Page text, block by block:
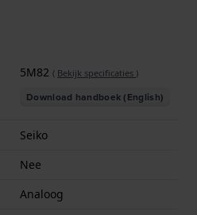
5M82 ( Bekijk specificaties )
Download handboek (English)
Seiko
Nee
Analoog